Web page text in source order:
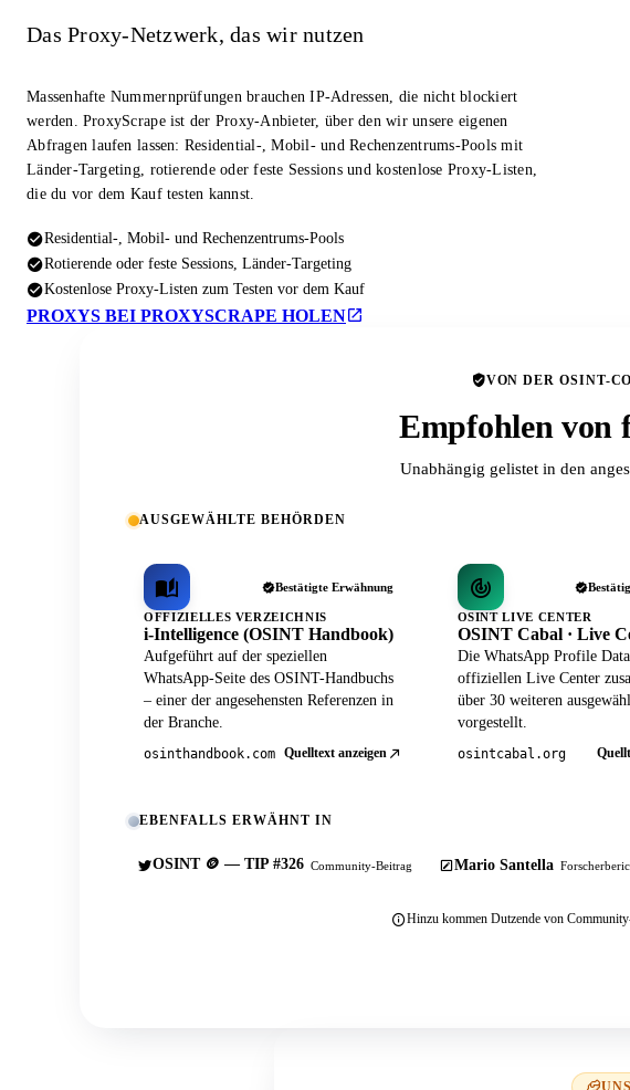
Das Proxy-Netzwerk, das wir nutzen
Massenhafte Nummernprüfungen brauchen IP-Adressen, die nicht blockiert
werden. ProxyScrape ist der Proxy-Anbieter, über den wir unsere eigenen
Abfragen laufen lassen: Residential-, Mobil- und Rechenzentrums-Pools mit
Länder-Targeting, rotierende oder feste Sessions und kostenlose Proxy-Listen,
die du vor dem Kauf testen kannst.
Residential-, Mobil- und Rechenzentrums-Pools
Rotierende oder feste Sessions, Länder-Targeting
Kostenlose Proxy-Listen zum Testen vor dem Kauf
PROXYS BEI PROXYSCRAPE HOLEN
VON DER OSINT-
Empfohlen von
Unabhängig gelistet in den
AUSGEWÄHLTE BEHÖRDEN
Bestätigte Erwähnung
OFFIZIELLES VERZEICHNIS
i-Intelligence (OSINT Handbook)
Aufgeführt auf der speziellen
WhatsApp-Seite des OSINT-Handbuchs
– einer der angesehensten Referenzen in
der Branche.
osinthandbook.com Quelltext anzeigen
OSINT LIVE CENTER
OSINT Cabal · Live
Die WhatsApp Profile
offiziellen Live Center
über 30 weiteren
vorgestellt.
osintcabal.org
EBENFALLS ERWÄHNT IN
OSINT 🪙 — TIP #326 Community-Beitrag Mario Santella
Hinzu kommen Dutzende von